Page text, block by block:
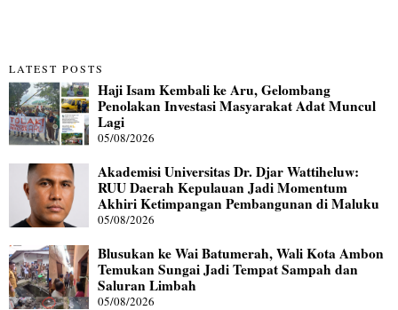
LATEST POSTS
Haji Isam Kembali ke Aru, Gelombang
Penolakan Investasi Masyarakat Adat Muncul
Lagi
05/08/2026
Akademisi Universitas Dr. Djar Wattiheluw:
RUU Daerah Kepulauan Jadi Momentum
Akhiri Ketimpangan Pembangunan di Maluku
05/08/2026
Blusukan ke Wai Batumerah, Wali Kota Ambon
Temukan Sungai Jadi Tempat Sampah dan
Saluran Limbah
05/08/2026